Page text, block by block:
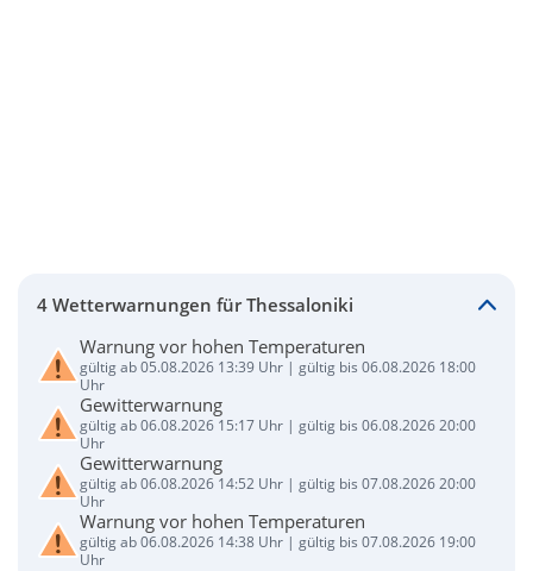
4 Wetterwarnungen für Thessaloniki
Warnung vor hohen Temperaturen
gültig ab 05.08.2026 13:39 Uhr | gültig bis 06.08.2026 18:00
Uhr
Gewitterwarnung
gültig ab 06.08.2026 15:17 Uhr | gültig bis 06.08.2026 20:00
Uhr
Gewitterwarnung
gültig ab 06.08.2026 14:52 Uhr | gültig bis 07.08.2026 20:00
Uhr
Warnung vor hohen Temperaturen
gültig ab 06.08.2026 14:38 Uhr | gültig bis 07.08.2026 19:00
Uhr